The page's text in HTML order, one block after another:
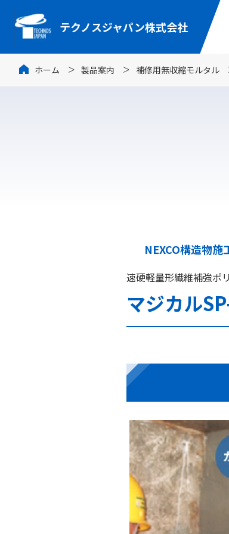
テクノスジャパン株式会社
ホーム 製品案内 補修用無収縮モルタル
NEXCO構造物
速硬軽量形繊維補強ポ
マジカル